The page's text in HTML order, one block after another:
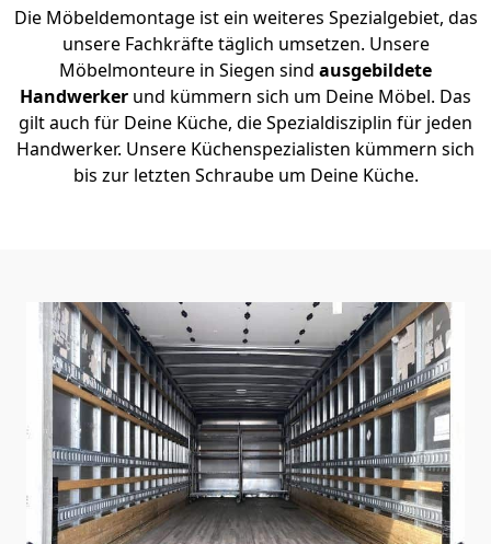
Die Möbeldemontage ist ein weiteres Spezialgebiet, das
unsere Fachkräfte täglich umsetzen. Unsere
Möbelmonteure in Siegen sind ausgebildete
Handwerker und kümmern sich um Deine Möbel. Das
gilt auch für Deine Küche, die Spezialdisziplin für jeden
Handwerker. Unsere Küchenspezialisten kümmern sich
bis zur letzten Schraube um Deine Küche.